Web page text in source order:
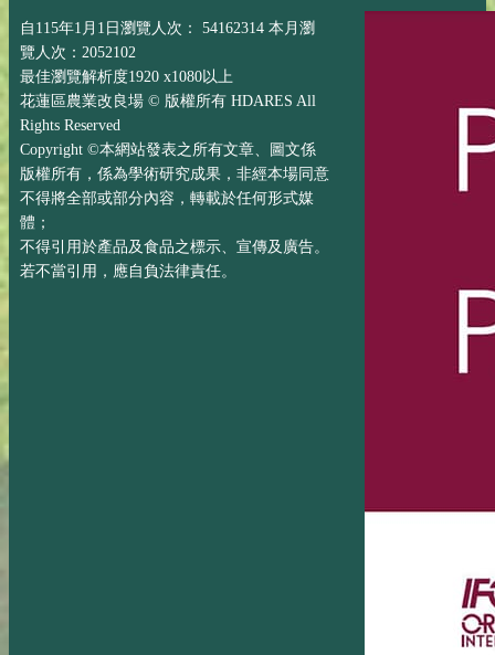
自115年1月1日瀏覽人次： 54162314 本月瀏
覽人次：2052102
最佳瀏覽解析度1920 x1080以上
花蓮區農業改良場 © 版權所有 HDARES All
Rights Reserved
Copyright ©本網站發表之所有文章、圖文係
版權所有，係為學術研究成果，非經本場同意
不得將全部或部分內容，轉載於任何形式媒
體；
不得引用於產品及食品之標示、宣傳及廣告。
若不當引用，應自負法律責任。